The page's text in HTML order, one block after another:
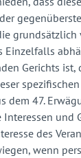
grundsätzlich
Einzelfalls
Gerichts ist,
dem 47.
Interessen und
des
wenn